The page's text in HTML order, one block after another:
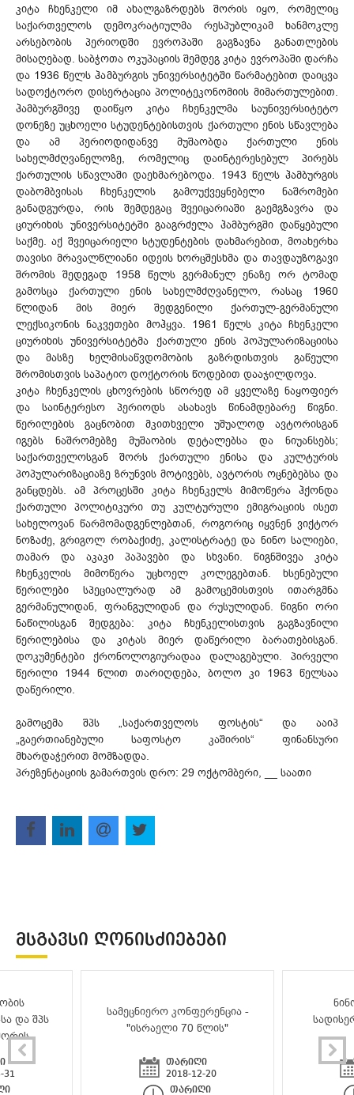
კიტა ჩხენკელი იმ ახალგაზრდებს შორის იყო, რომელიც
საქართველოს დემოკრატიულმა რესპუბლიკამ ხანმოკლე
არსებობის პერიოდში ევროპაში გაგზავნა განათლების
მისაღებად. საბჭოთა ოკუპაციის შემდეგ კიტა ევროპაში დარჩა
და 1936 წელს ჰამბურგის უნივერსიტეტში წარმატებით დაიცვა
სადოქტორო დისერტაცია პოლიტეკონომიის მიმართულებით.
ჰამბურგშივე დაიწყო კიტა ჩხენკელმა საუნივერსიტეტო
დონეზე უცხოელი სტუდენტებისთვის ქართული ენის სწავლება
და ამ პერიოდიდანვე მუშაობდა ქართული ენის
სახელმძღვანელოზე, რომელიც დაინტერესებულ პირებს
ქართულის სწავლაში დაეხმარებოდა. 1943 წელს ჰამბურგის
დაბომბვისას ჩხენკელის გამოუქვეყნებელი ნაშრომები
განადგურდა, რის შემდეგაც შვეიცარიაში გაემგზავრა და
ციურიხის უნივერსიტეტში გააგრძელა ჰამბურგში დაწყებული
საქმე. აქ შვეიცარიელი სტუდენტების დახმარებით, მოახერხა
თავისი მრავალწლიანი იდეის ხორცშესხმა და თავდაუზოგავი
შრომის შედეგად 1958 წელს გერმანულ ენაზე ორ ტომად
გამოსცა ქართული ენის სახელმძღვანელო, რასაც 1960
წლიდან მის მიერ შედგენილი ქართულ-გერმანული
ლექსიკონის ნაკვეთები მოჰყვა. 1961 წელს კიტა ჩხენკელი
ციურიხის უნივერსიტეტმა ქართული ენის პოპულარიზაციისა
და მასზე ხელმისაწვდომობის გაზრდისთვის გაწეული
შრომისთვის საპატიო დოქტორის წოდებით დააჯილდოვა.
კიტა ჩხენკელის ცხოვრების სწორედ ამ ყველაზე ნაყოფიერ
და საინტერესო პერიოდს ასახავს წინამდებარე წიგნი.
წერილების გაცნობით მკითხველი უშუალოდ ავტორისგან
იგებს ნაშრომებზე მუშაობის დეტალებსა და ნიუანსებს;
საქართველოსგან შორს ქართული ენისა და კულტურის
პოპულარიზაციაზე ზრუნვის მოტივებს, ავტორის ოცნებებსა და
განცდებს. ამ პროცესში კიტა ჩხენკელს მიმოწერა ჰქონდა
ქართული პოლიტიკური თუ კულტურული ემიგრაციის ისეთ
სახელოვან წარმომადგენლებთან, როგორიც იყვნენ ვიქტორ
ნოზაძე, გრიგოლ რობაქიძე, კალისტრატე და ნინო სალიები,
თამარ და აკაკი პაპავები და სხვანი. წიგნშივეა კიტა
ჩხენკელის მიმოწერა უცხოელ კოლეგებთან. ხსენებული
წერილები სპეციალურად ამ გამოცემისთვის ითარგმნა
გერმანულიდან, ფრანგულიდან და რუსულიდან. წიგნი ორი
ნაწილისგან შედგება: კიტა ჩხენკელისთვის გაგზავნილი
წერილებისა და კიტას მიერ დაწერილი ბარათებისგან.
დოკუმენტები ქრონოლოგიურადაა დალაგებული. პირველი
წერილი 1944 წლით თარიღდება, ბოლო კი 1963 წელსაა
დაწერილი.
გამოცემა შპს „საქართველოს ფოსტის“ და ააიპ
„გაერთიანებული საფოსტო კაშირის“ ფინანსური
მხარდაჭერით მომზადდა.
პრეზენტაციის გამართვის დრო: 29 ოქტომბერი, __ საათი
ᲛᲡᲒᲐᲕᲡᲘ ᲦᲝᲜᲘᲡᲫᲘᲔᲑᲔᲑᲘ
და შპს
31
სამეცნიერო კონფერენცია -
"ისრაელი 70 წლის"
თარიღი
2018-12-20
თარიღი